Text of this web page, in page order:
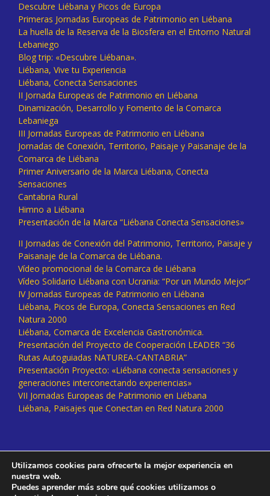
Descubre Liébana y Picos de Europa
Primeras Jornadas Europeas de Patrimonio en Liébana
La huella de la Reserva de la Biosfera en el Entorno Natural
Lebaniego
Blog trip: «Descubre Liébana».
Liébana, Vive tu Experiencia
Liébana, Conecta Sensaciones
II Jornada Europeas de Patrimonio en Liébana
Dinamización, Desarrollo y Fomento de la Comarca
Lebaniega
III Jornadas Europeas de Patrimonio en Liébana
Jornadas de Conexión, Territorio, Paisaje y Paisanaje de la
Comarca de Liébana
Primer Aniversario de la Marca Liébana, Conecta
Sensaciones
Cantabria Rural
Himno a Liébana
Presentación de la Marca “Liébana Conecta Sensaciones»
II Jornadas de Conexión del Patrimonio, Territorio, Paisaje y
Paisanaje de la Comarca de Liébana.
Vídeo promocional de la Comarca de Liébana
Vídeo Solidario Liébana con Ucrania: “Por un Mundo Mejor”
IV Jornadas Europeas de Patrimonio en Liébana
Liébana, Picos de Europa, Conecta Sensaciones en Red
Natura 2000
Liébana, Comarca de Excelencia Gastronómica.
Presentación del Proyecto de Cooperación LEADER “36
Rutas Autoguiadas NATUREA-CANTABRIA”
Presentación Proyecto: «Liébana conecta sensaciones y
generaciones interconectando experiencias»
VII Jornadas Europeas de Patrimonio en Liébana
Liébana, Paisajes que Conectan en Red Natura 2000
Utilizamos cookies para ofrecerte la mejor experiencia en
nuestra web.
Puedes aprender más sobre qué cookies utilizamos o